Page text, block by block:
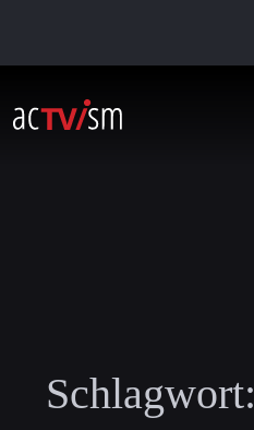
Schlagwort: